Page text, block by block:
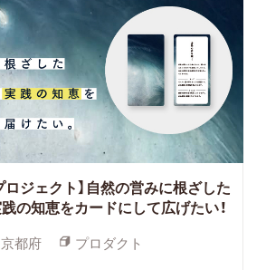
ロジェクト】自然の営みに根ざした
の知恵をカードにして広げたい！
京都府 プロダクト